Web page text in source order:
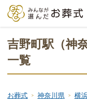
吉野町駅（神
一覧
お葬式 神奈川県 横